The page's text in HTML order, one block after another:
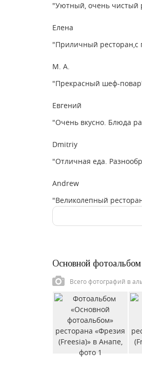
"Уютный, очень чистый
Елена
"Приличный
М. А.
"Прекрасный шеф-
Евгений
"Очень вкусно. Блюда
Dmitriy
"Отличная еда.
Andrew
"Великолепный
Основной фотоальбом
Всего фотографий в